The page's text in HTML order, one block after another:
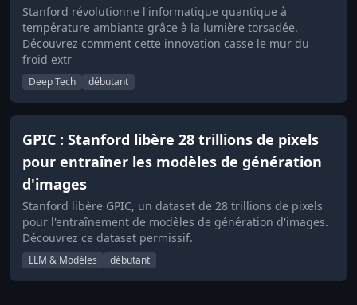
Stanford révolutionne l'informatique quantique à
température ambiante grâce à la lumière torsadée.
Découvrez comment cette innovation casse le mur du
froid extr
Deep Tech débutant
GPIC : Stanford libère 28 trillions de pixels
pour entraîner les modèles de génération
d'images
Stanford libère GPIC, un dataset de 28 trillions de pixels
pour l'entraînement de modèles de génération d'images.
Découvrez ce dataset permissif.
LLM & Modèles débutant